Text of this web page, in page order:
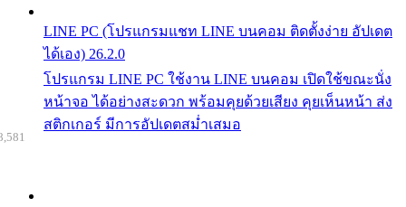
LINE PC (โปรแกรมแชท LINE บนคอม ติดตั้งง่าย อัปเดต
ได้เอง) 26.2.0
โปรแกรม LINE PC ใช้งาน LINE บนคอม เปิดใช้ขณะนั่ง
หน้าจอ ได้อย่างสะดวก พร้อมคุยด้วยเสียง คุยเห็นหน้า ส่ง
สติกเกอร์ มีการอัปเดตสม่ำเสมอ